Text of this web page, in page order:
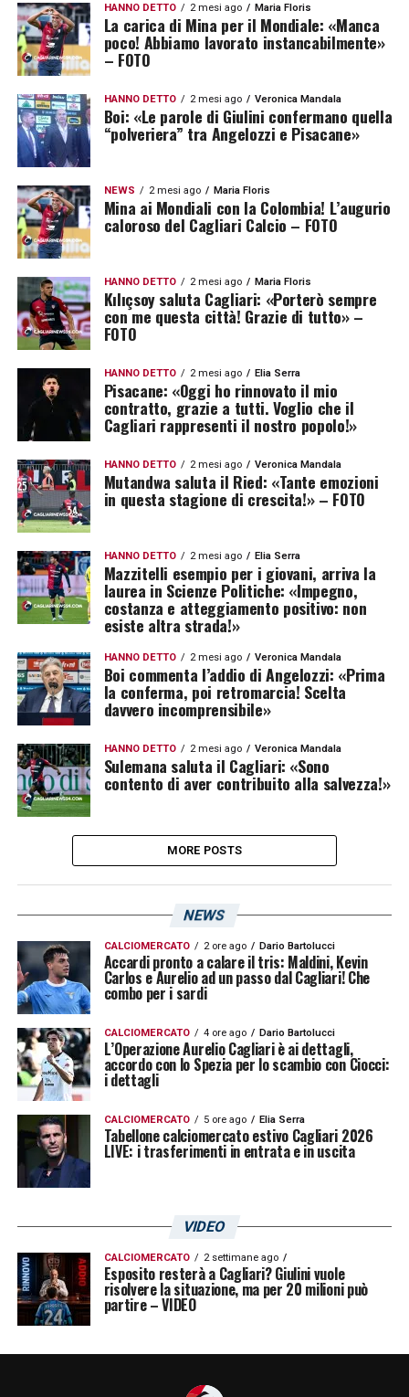
HANNO DETTO 2 mesi ago Maria Floris
La carica di Mina per il Mondiale: «Manca
poco! Abbiamo lavorato instancabilmente»
– FOTO
HANNO DETTO 2 mesi ago Veronica Mandala
Boi: «Le parole di Giulini confermano quella
“polveriera” tra Angelozzi e Pisacane»
NEWS 2 mesi ago Maria Floris
Mina ai Mondiali con la Colombia! L’augurio
caloroso del Cagliari Calcio – FOTO
HANNO DETTO 2 mesi ago Maria Floris
Kılıçsoy saluta Cagliari: «Porterò sempre
con me questa città! Grazie di tutto» –
FOTO
HANNO DETTO 2 mesi ago Elia Serra
Pisacane: «Oggi ho rinnovato il mio
contratto, grazie a tutti. Voglio che il
Cagliari rappresenti il nostro popolo!»
HANNO DETTO 2 mesi ago Veronica Mandala
Mutandwa saluta il Ried: «Tante emozioni
in questa stagione di crescita!» – FOTO
HANNO DETTO 2 mesi ago Elia Serra
Mazzitelli esempio per i giovani, arriva la
laurea in Scienze Politiche: «Impegno,
costanza e atteggiamento positivo: non
esiste altra strada!»
HANNO DETTO 2 mesi ago Veronica Mandala
Boi commenta l’addio di Angelozzi: «Prima
la conferma, poi retromarcia! Scelta
davvero incomprensibile»
HANNO DETTO 2 mesi ago Veronica Mandala
Sulemana saluta il Cagliari: «Sono
contento di aver contribuito alla salvezza!»
MORE POSTS
NEWS
CALCIOMERCATO 2 ore ago Dario Bartolucci
Accardi pronto a calare il tris: Maldini, Kevin
Carlos e Aurelio ad un passo dal Cagliari! Che
combo per i sardi
CALCIOMERCATO 4 ore ago Dario Bartolucci
L’Operazione Aurelio Cagliari è ai dettagli,
accordo con lo Spezia per lo scambio con Ciocci:
i dettagli
CALCIOMERCATO 5 ore ago Elia Serra
Tabellone calciomercato estivo Cagliari 2026
LIVE: i trasferimenti in entrata e in uscita
VIDEO
CALCIOMERCATO 2 settimane ago
Esposito resterà a Cagliari? Giulini vuole
risolvere la situazione, ma per 20 milioni può
partire – VIDEO